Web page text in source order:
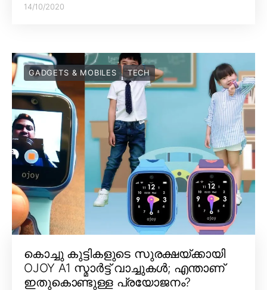
14/10/2020
GADGETS & MOBILES TECH
കൊച്ചു കുട്ടികളുടെ സുരക്ഷയ്ക്കായി
OJOY A1 സ്മാർട്ട് വാച്ചുകൾ; എന്താണ്
ഇതുകൊണ്ടുള്ള പ്രയോജനം?